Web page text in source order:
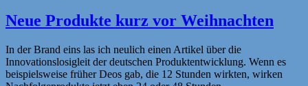
Neue Produkte kurz vor Weihnachten
In der Brand eins las ich neulich einen Artikel über die
Innovationslosigleit der deutschen Produktentwicklung. Wenn es
beispielsweise früher Deos gab, die 12 Stunden wirkten, wirken